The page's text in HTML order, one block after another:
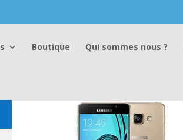
Boutique Qui sommes nous ?